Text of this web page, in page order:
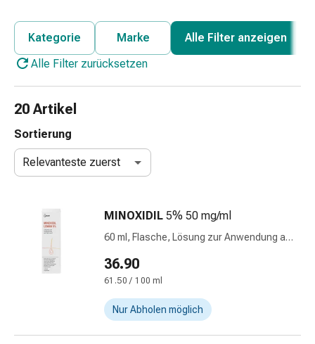
Bronchitis
Inhalationsgeräte
Schnupfen
Wund-
Elastische
Wundbinden
Fingerverbände
Fixationspflaster
Gazen
Kompressionsbinden
Pflaster
Kategorie Marke
Alle Filter anzeigen
Alle Filter zurücksetzen
20 Artikel
Sortierung
Relevanteste zuerst
MINOXIDIL 5% 50 mg/ml
60 ml, Flasche, Lösung zur Anwendung auf
36.90
61.50 / 100 ml
Nur Abholen möglich